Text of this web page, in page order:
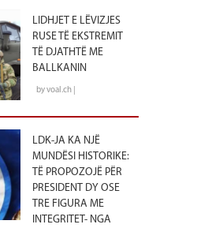
LIDHJET E LËVIZJES
RUSE TË EKSTREMIT
TË DJATHTË ME
BALLKANIN
by voal.ch |
LDK-JA KA NJË
MUNDËSI HISTORIKE:
TË PROPOZOJË PËR
PRESIDENT DY OSE
TRE FIGURA ME
INTEGRITET- NGA